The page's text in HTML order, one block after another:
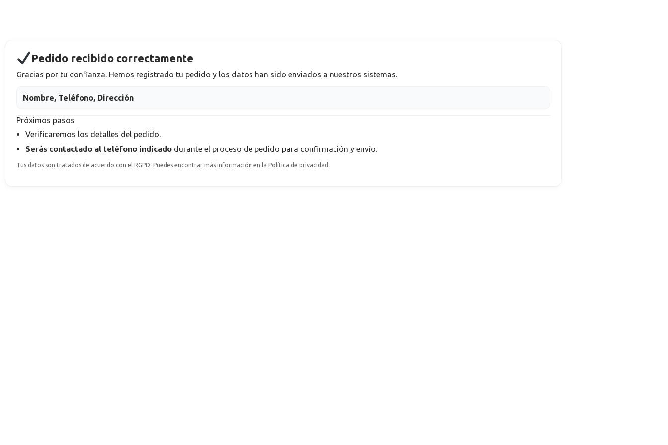
Pedido recibido correctamente
Gracias por tu confianza. Hemos registrado tu pedido y los datos han sido enviados a nuestros sistemas.
Nombre, Teléfono, Dirección
Próximos pasos
Verificaremos los detalles del pedido.
Serás contactado al teléfono indicado durante el proceso de pedido para confirmación y envío.
Tus datos son tratados de acuerdo con el RGPD. Puedes encontrar más información en la Política de privacidad.